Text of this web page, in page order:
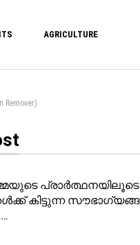
AGRICULTURE
പ്രാർത്ഥനയിലൂടെ
കിട്ടുന്ന